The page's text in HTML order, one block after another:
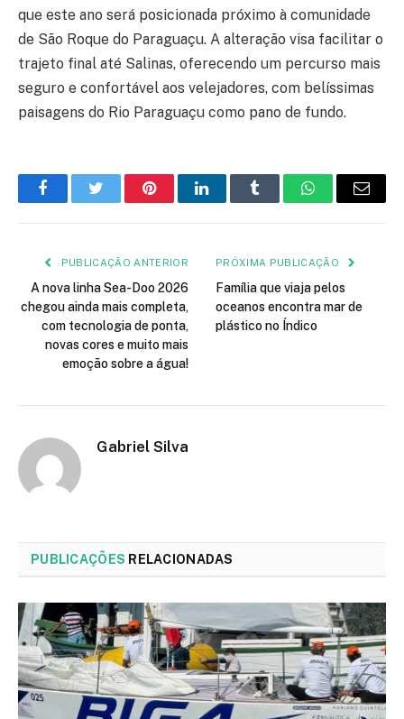
que este ano será posicionada próximo à comunidade
de São Roque do Paraguaçu. A alteração visa facilitar o
trajeto final até Salinas, oferecendo um percurso mais
seguro e confortável aos velejadores, com belíssimas
paisagens do Rio Paraguaçu como pano de fundo.
FacebookTwitter PinterestLinkedInTumblr WhatsApp
E-
PUBLICAÇÃO ANTERIOR
A nova linha Sea-Doo 2026
chegou ainda mais completa,
com tecnologia de ponta,
novas cores e muito mais
emoção sobre a água!
PRÓXIMA PUBLICAÇÃO
Família que viaja pelos
oceanos encontra mar de
plástico no Índico
Gabriel Silva
PUBLICAÇÕES RELACIONADAS